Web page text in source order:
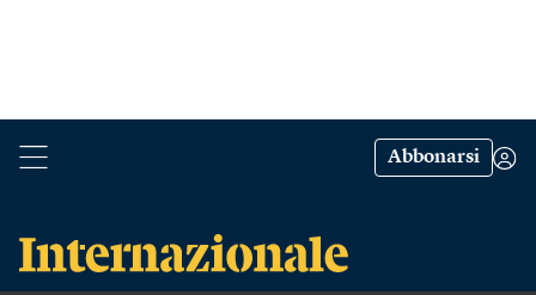
Abbonarsi